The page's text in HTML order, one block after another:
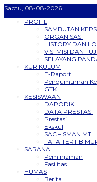
Sabtu, 08-08-2026
PROFIL
SAMBUTAN
ORGANISASI
HISTORY DAN
VISI MISI DAN
SELAYANG
KURIKULUM
E-Raport
Pengumuman
GTK
KESISWAAN
DAPODIK
DATA PRESTASI
Prestasi
Ekskul
SAC – SMAN MT
TATA TERTIB
SARANA
Peminjaman
Fasilitas
HUMAS
Berita